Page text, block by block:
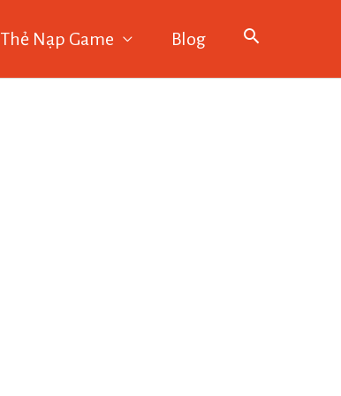
Thẻ Nạp Game Blog